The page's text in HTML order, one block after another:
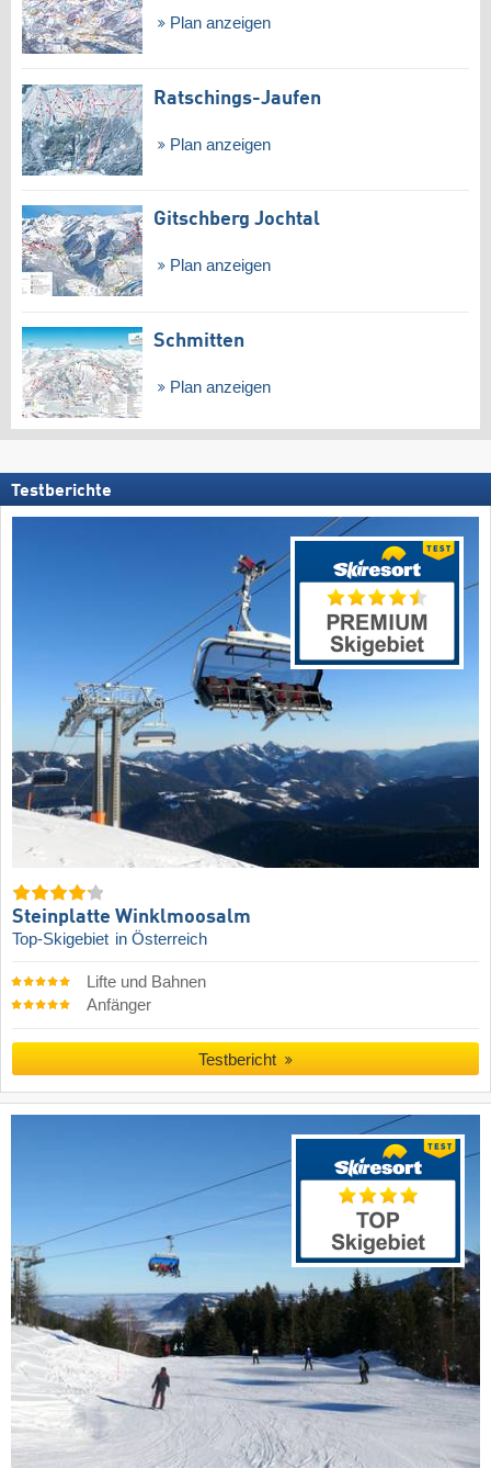
Plan anzeigen
Ratschings-Jaufen
Plan anzeigen
Gitschberg Jochtal
Plan anzeigen
Schmitten
Plan anzeigen
Testberichte
Steinplatte Winklmoosalm
Top-Skigebiet in Österreich
Lifte und Bahnen
Anfänger
Testbericht